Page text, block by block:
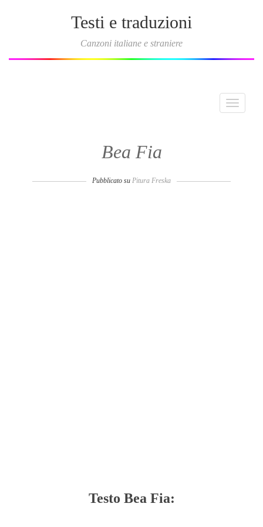
Testi e traduzioni
Canzoni italiane e straniere
Toggle
Bea Fia
Pubblicato su Pitura Freska
Testo Bea Fia: